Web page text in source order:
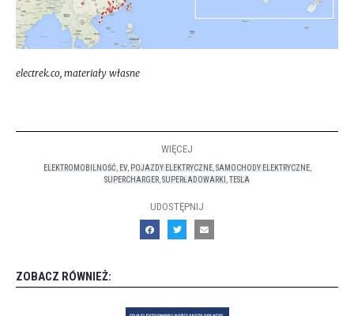
electrek.co, materiały własne
WIĘCEJ
ELEKTROMOBILNOŚĆ, EV, POJAZDY ELEKTRYCZNE,SAMOCHODY ELEKTRYCZNE,
SUPERCHARGER,SUPERŁADOWARKI ,TESLA
UDOSTĘPNIJ
ZOBACZ RÓWNIEŻ: